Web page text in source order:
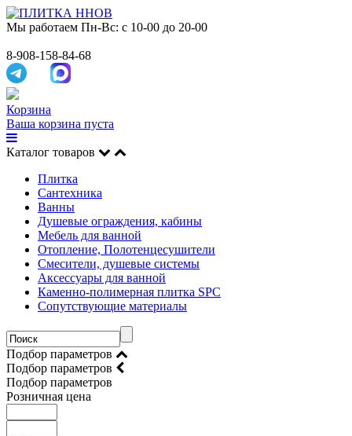
Мы работаем Пн-Вс: с 10-00 до 20-00
8-908-158-84-68
Корзина
Ваша корзина пуста
Каталог товаров
Плитка
Сантехника
Ванны
Душевые ограждения, кабины
Мебель для ванной
Отопление, Полотенцесушители
Смесители, душевые системы
Аксессуары для ванной
Каменно-полимерная плитка SPC
Сопутствующие материалы
Подбор параметров
Подбор параметров
Подбор параметров
Розничная цена